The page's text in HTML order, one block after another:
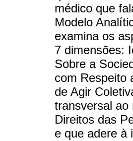
médico que
Modelo
examina os
7 dimensões:
Sobre a
com Respeito
de Agir
transversal ao
Direitos das
e que adere à